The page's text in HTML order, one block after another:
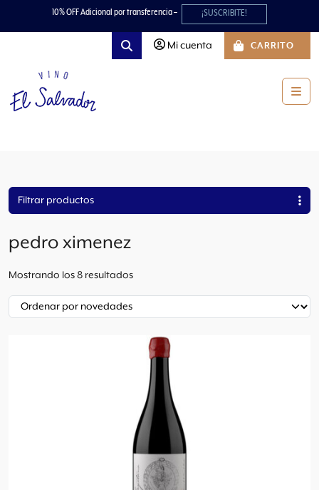
Skip to content
Skip to footer10% OFF Adicional por transferencia – ¡SUSCRIBITE!
Search
Mi cuenta CARRITO
Filtrar productos
pedro ximenez
Mostrando los 8 resultadosO
o
r
o